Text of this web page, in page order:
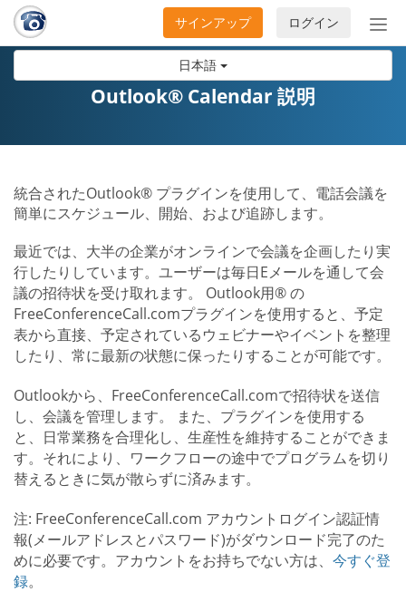
日本語
ナ
ビ
開
ログイン
サインアップ
Outlook® Calendar 説明
統合されたOutlook® プラグインを使用して、電話会議を
簡単にスケジュール、開始、および追跡します。
最近では、大半の企業がオンラインで会議を企画したり実
行したりしています。ユーザーは毎日Eメールを通して会
議の招待状を受け取れます。 Outlook用® の
FreeConferenceCall.comプラグインを使用すると、予定
表から直接、予定されているウェビナーやイベントを整理
したり、常に最新の状態に保ったりすることが可能です。
Outlookから、FreeConferenceCall.comで招待状を送信
し、会議を管理します。 また、プラグインを使用する
と、日常業務を合理化し、生産性を維持することができま
す。それにより、ワークフローの途中でプログラムを切り
替えるときに気が散らずに済みます。
注: FreeConferenceCall.com アカウントログイン認証情
報(メールアドレスとパスワード)がダウンロード完了のた
めに必要です。アカウントをお持ちでない方は、 今すぐ登
録。